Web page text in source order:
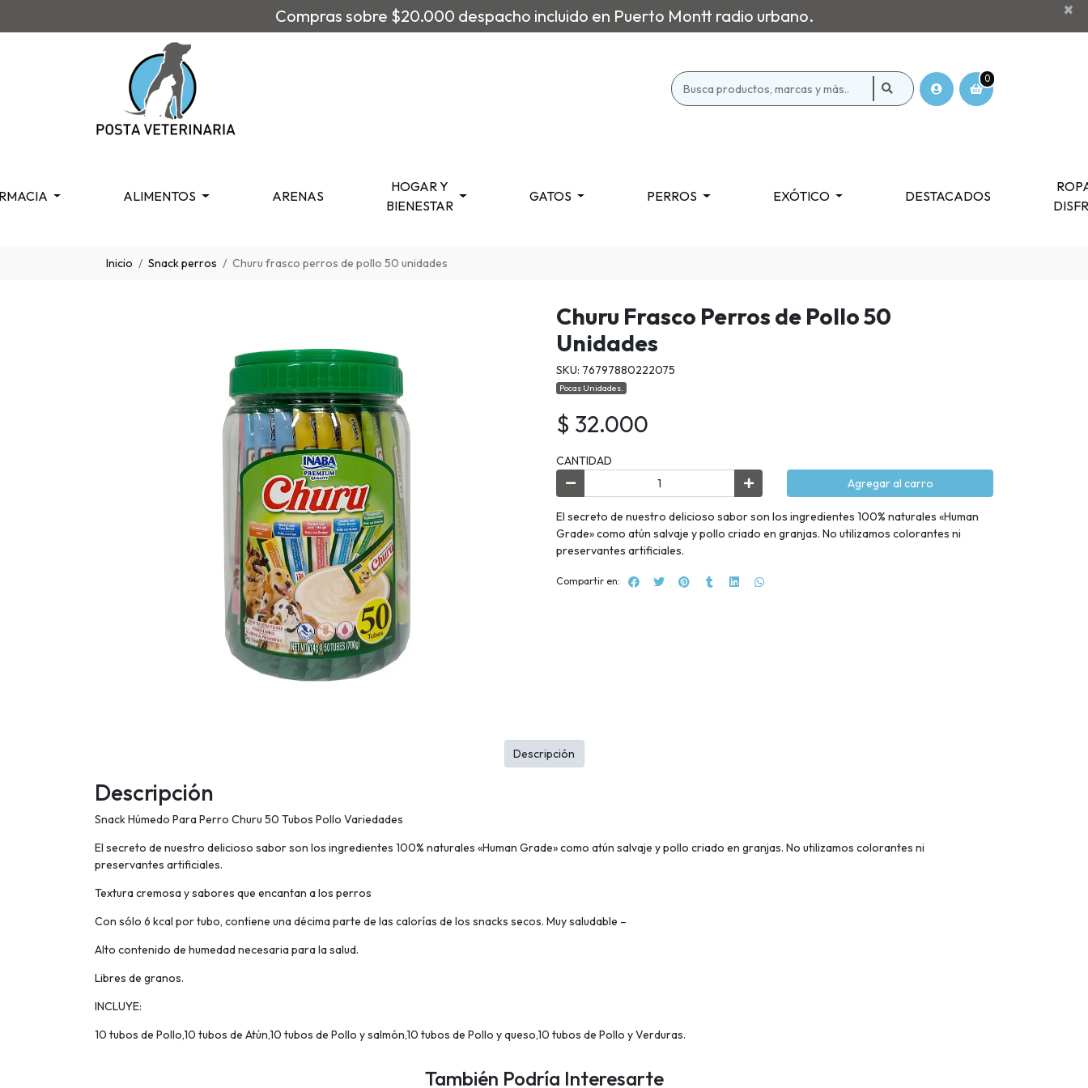
Compras sobre $20.000 despacho incluido en Puerto Montt radio urbano. ×
0
ALIMENTOS ARENAS
HOGAR Y
BIENESTAR
GATOS PERROS EXÓTICO DESTACADOS
Inicio Snack perros Churu frasco perros de pollo 50 unidades
Churu Frasco Perros de Pollo 50
Unidades
SKU: 76797880222075
Pocas Unidades.
$ 32.000
CANTIDAD
Agregar al carro
El secreto de nuestro delicioso sabor son los ingredientes 100% naturales «Human
Grade» como atún salvaje y pollo criado en granjas. No utilizamos colorantes ni
preservantes artificiales.
Compartir en:
Descripción
Snack Húmedo Para Perro Churu 50 Tubos Pollo Variedades
El secreto de nuestro delicioso sabor son los ingredientes 100% naturales «Human Grade» como atún salvaje y pollo criado en granjas. No utilizamos colorantes ni
preservantes artificiales.
Textura cremosa y sabores que encantan a los perros
Con sólo 6 kcal por tubo, contiene una décima parte de las calorías de los snacks secos. Muy saludable –
Alto contenido de humedad necesaria para la salud.
Libres de granos.
INCLUYE:
10 tubos de Pollo,10 tubos de Atún,10 tubos de Pollo y salmón,10 tubos de Pollo y queso,10 tubos de Pollo y Verduras.
Descripción
También Podría Interesarte